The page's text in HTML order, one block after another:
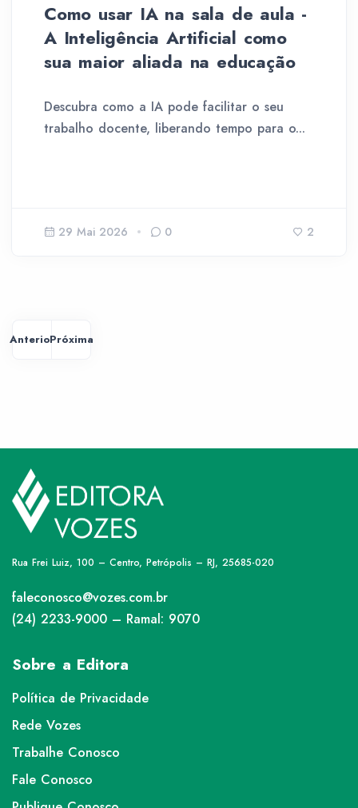
Como usar IA na sala de aula -
A Inteligência Artificial como
sua maior aliada na educação
Descubra como a IA pode facilitar o seu
trabalho docente, liberando tempo para o...
29 Mai 2026 0 2
AnteriorPróxima
Rua Frei Luiz, 100 – Centro, Petrópolis – RJ, 25685-020
faleconosco@vozes.com.br
(24) 2233-9000 – Ramal: 9070
Sobre a Editora
Política de Privacidade
Rede Vozes
Trabalhe Conosco
Fale Conosco